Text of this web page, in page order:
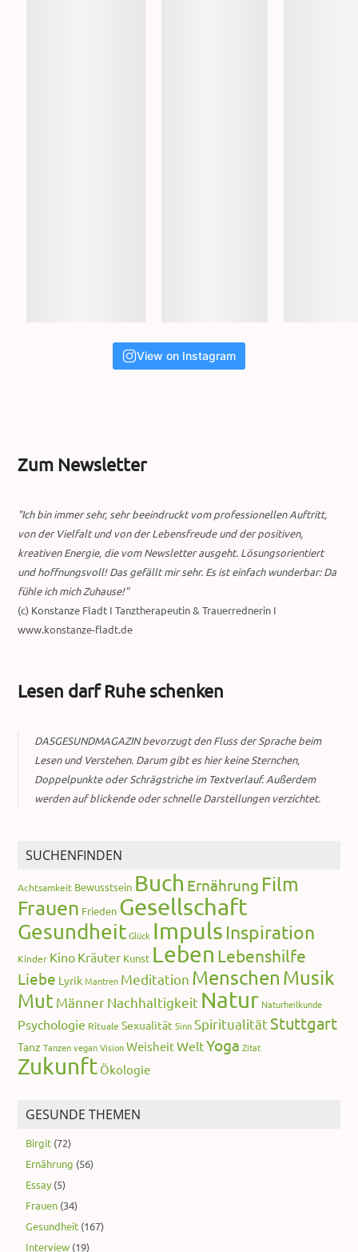
View on Instagram
Zum Newsletter
"Ich bin immer sehr, sehr beeindruckt vom professionellen Auftritt,
von der Vielfalt und von der Lebensfreude und der positiven,
kreativen Energie, die vom Newsletter ausgeht. Lösungsorientiert
und hoffnungsvoll! Das gefällt mir sehr. Es ist einfach wunderbar: Da
fühle ich mich Zuhause!"
(c) Konstanze Fladt I Tanztherapeutin & Trauerrednerin I
www.konstanze-fladt.de
Lesen darf Ruhe schenken
DASGESUNDMAGAZIN bevorzugt den Fluss der Sprache beim
Lesen und Verstehen. Darum gibt es hier keine Sternchen,
Doppelpunkte oder Schrägstriche im Textverlauf. Außerdem
werden auf blickende oder schnelle Darstellungen verzichtet.
SUCHENFINDEN
Achtsamkeit Bewusstsein Buch Ernährung Film
Frauen Frieden Gesellschaft
Gesundheit Glück Impuls Inspiration
Kinder Kino Kräuter Kunst Leben Lebenshilfe
Liebe Lyrik Mantren Meditation Menschen Musik
Mut MännerNachhaltigkeit Natur Naturheilkunde
Psychologie Rituale Sexualität Sinn SpiritualitätStuttgart
Tanz Tanzen vegan Vision WeisheitWeltYoga Zitat
Zukunft Ökologie
GESUNDE THEMEN
Birgit (72)
Ernährung (56)
Essay (5)
Frauen (34)
Gesundheit (167)
Interview (19)